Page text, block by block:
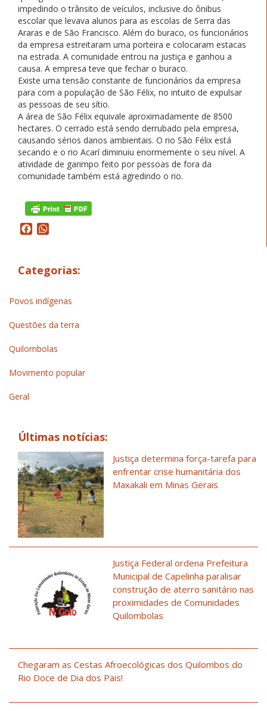
impedindo o trânsito de veículos, inclusive do ônibus
escolar que levava alunos para as escolas de Serra das
Araras e de São Francisco. Além do buraco, os funcionários
da empresa estreitaram uma porteira e colocaram estacas
na estrada. A comunidade entrou na justiça e ganhou a
causa. A empresa teve que fechar o buraco.
Existe uma tensão constante de funcionários da empresa
para com a população de São Félix, no intuito de expulsar
as pessoas de seu sítio.
A área de São Félix equivale aproximadamente de 8500
hectares. O cerrado está sendo derrubado pela empresa,
causando sérios danos ambientais. O rio São Félix está
secando e o rio Acarí diminuiu enormemente o seu nível. A
atividade de garimpo feito por pessoas de fora da
comunidade também está agredindo o rio.
Facebook
Categorias:
Povos indígenas
Questões da terra
Quilombolas
Movimento popular
Geral
Últimas notícias:
Justiça determina força-tarefa para
enfrentar crise humanitária dos
Maxakali em Minas Gerais
Justiça Federal ordena Prefeitura
Municipal de Capelinha paralisar
construção de aterro sanitário nas
proximidades de Comunidades
Quilombolas
Chegaram as Cestas Afroecológicas dos Quilombos do
Rio Doce de Dia dos Pais!